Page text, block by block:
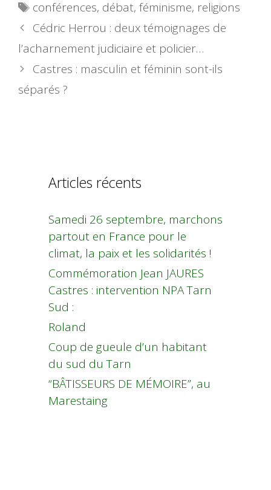
Étiquettes
conférences, débat,féminisme, religions
Cédric Herrou : deux témoignages de
l’acharnement judiciaire et policier…
Castres : masculin et féminin sont-ils
séparés ?
Articles récents
Samedi 26 septembre, marchons
partout en France pour le
climat, la paix et les solidarités !
Commémoration Jean JAURES
Castres : intervention NPA Tarn
Sud :
Roland
Coup de gueule d’un habitant
du sud du Tarn
“BÂTISSEURS DE MÉMOIRE”, au
Marestaing